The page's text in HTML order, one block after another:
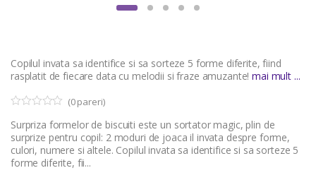
Copilul invata sa identifice si sa sorteze 5 forme diferite, fiind
rasplatit de fiecare data cu melodii si fraze amuzante!mai mult ...
o
u
o
f
(0pareri)
Surpriza formelor de biscuiti este un sortator magic, plin de
surprize pentru copil: 2 moduri de joaca il invata despre forme,
culori, numere si altele. Copilul invata sa identifice si sa sorteze 5
forme diferite, fii...